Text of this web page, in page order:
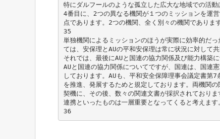
特にダルフールのような孤立した広大な地域での活動
4番目に、2つの異なる機関が１つのミッションを運
点であります。2つの機関、全く別々の機関でありま
35
単独機関によるミッションのほうが実際に効率的だ
ては、安保理とAUの平和安保理は常に状況に対して
それでは、最後にAUと国連の協力関係及び能力構築
AUと国連の協力関係についてですが、国連は、国連
しております。AUも、平和安全保障理事会議定書第
を推進、発展するためと規定しております。両機関
契機に、その後、数々の関連文書が採択されておりま
連携といったものは一層重要となってくると考えます。